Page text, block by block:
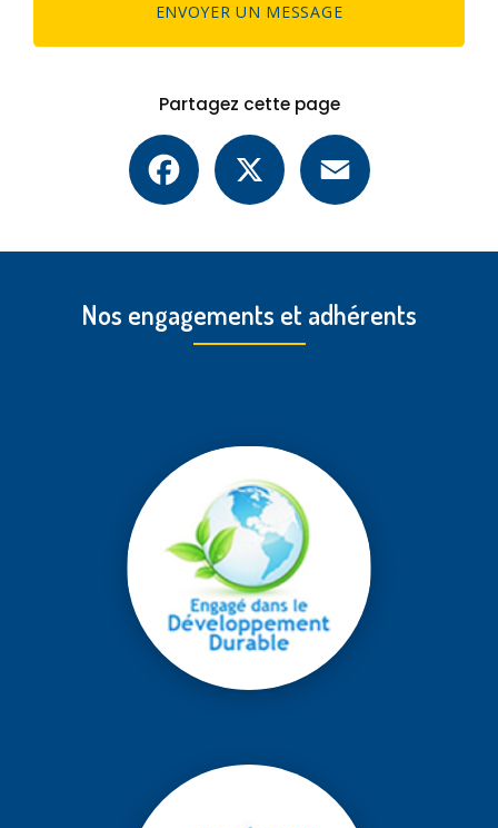
ENVOYER UN MESSAGE
Partagez cette page
Facebook
Nos engagements et adhérents